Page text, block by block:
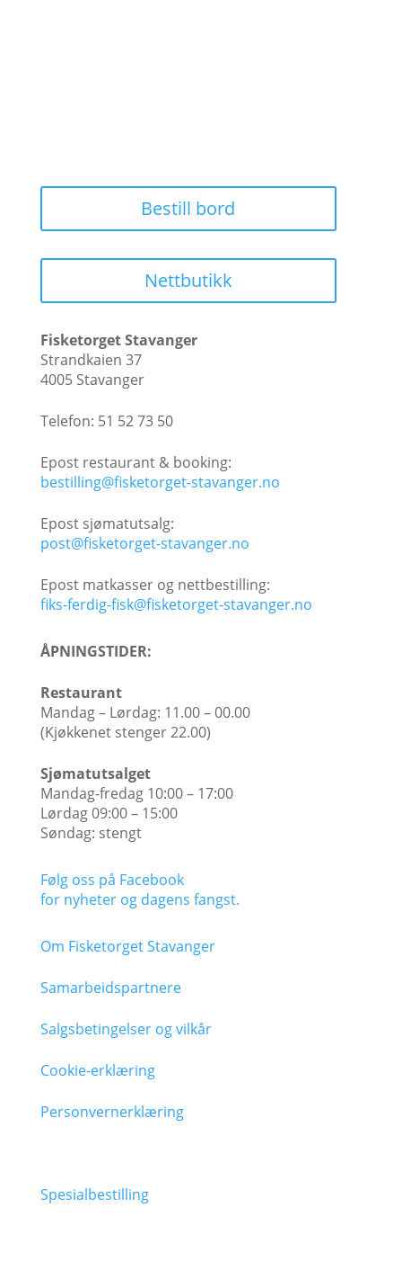
Bestill bord
Nettbutikk
Fisketorget Stavanger
Strandkaien 37
4005 Stavanger
Telefon: 51 52 73 50
Epost restaurant & booking:
bestilling@fisketorget-stavanger.no
Epost sjømatutsalg:
post@fisketorget-stavanger.no
Epost matkasser og nettbestilling:
fiks-ferdig-fisk@fisketorget-stavanger.no
ÅPNINGSTIDER:
Restaurant
Mandag – Lørdag: 11.00 – 00.00
(Kjøkkenet stenger 22.00)​
Sjømatutsalget
Mandag-fredag 10:00 – 17:00
Lørdag 09:00 – 15:00
Søndag: stengt
Følg oss på Facebook
for nyheter og dagens fangst.
Om Fisketorget Stavanger
Samarbeidspartnere
Salgsbetingelser og vilkår
Cookie-erklæring
Personvernerklæring
Spesialbestilling